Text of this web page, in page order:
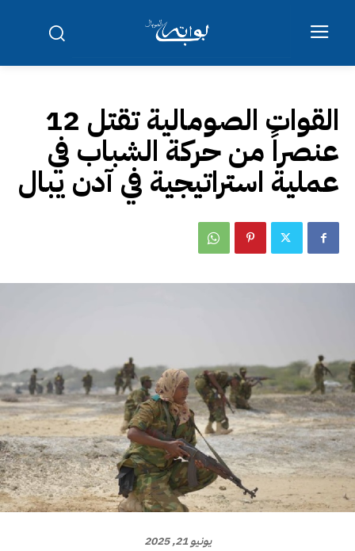
القوات الصومالية تقتل 12
عنصراً من حركة الشباب في
عملية استراتيجية في آدن يبال
يونيو 21, 2025